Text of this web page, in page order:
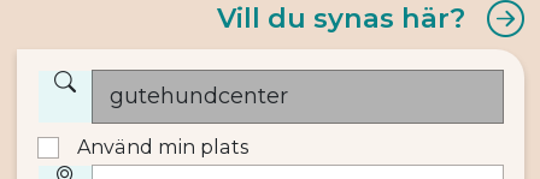
Använd min plats
Vill du synas här?